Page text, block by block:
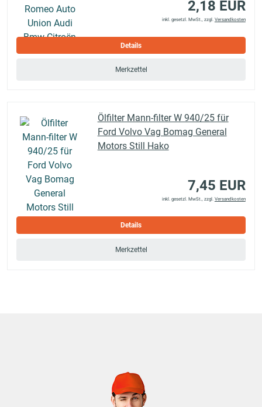
2,18 EUR
inkl. gesetzl. MwSt., zzgl. Versandkosten
Details
Merkzettel
Ölfilter Mann-filter W 940/25 für
Ford Volvo Vag Bomag General
Motors Still Hako
7,45 EUR
inkl. gesetzl. MwSt., zzgl. Versandkosten
Details
Merkzettel